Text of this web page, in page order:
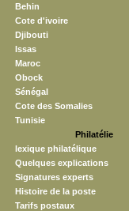
Behin
Cote d'ivoire
Djibouti
Issas
Maroc
Obock
Sénégal
Cote des Somalies
Tunisie
Philatélie
lexique philatélique
Quelques explications
Signatures experts
Histoire de la poste
Tarifs postaux